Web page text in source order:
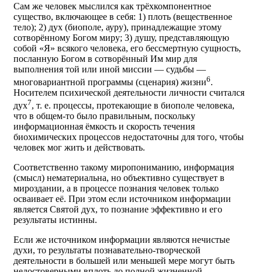
Сам же человек мыслился как трёхкомпонентное
существо, включающее в себя: 1) плоть (вещественное
тело); 2) дух (биополе, ауру), принадлежащие этому
сотворённому Богом миру; 3) душу, представляющую
собой «Я» всякого человека, его бессмертную сущность,
посланную Богом в сотворённый Им мир для
выполнения той или иной миссии — судьбы —
многовариантной программы (сценария) жизни6.
Носителем психической деятельности личности считался
дух7, т. е. процессы, протекающие в биополе человека,
что в общем-то было правильным, поскольку
информационная ёмкость и скорость течения
биохимических процессов недостаточны для того, чтобы
человек мог жить и действовать.
Соответственно такому миропониманию, информация
(смысл) нематериальна, но объективно существует в
мироздании, а в процессе познания человек только
осваивает её. При этом если источником информации
является Святой дух, то познание эффективно и его
результаты истинны.
Если же источником информации являются нечистые
духи, то результаты познавательно-творческой
деятельности в большей или меньшей мере могут быть